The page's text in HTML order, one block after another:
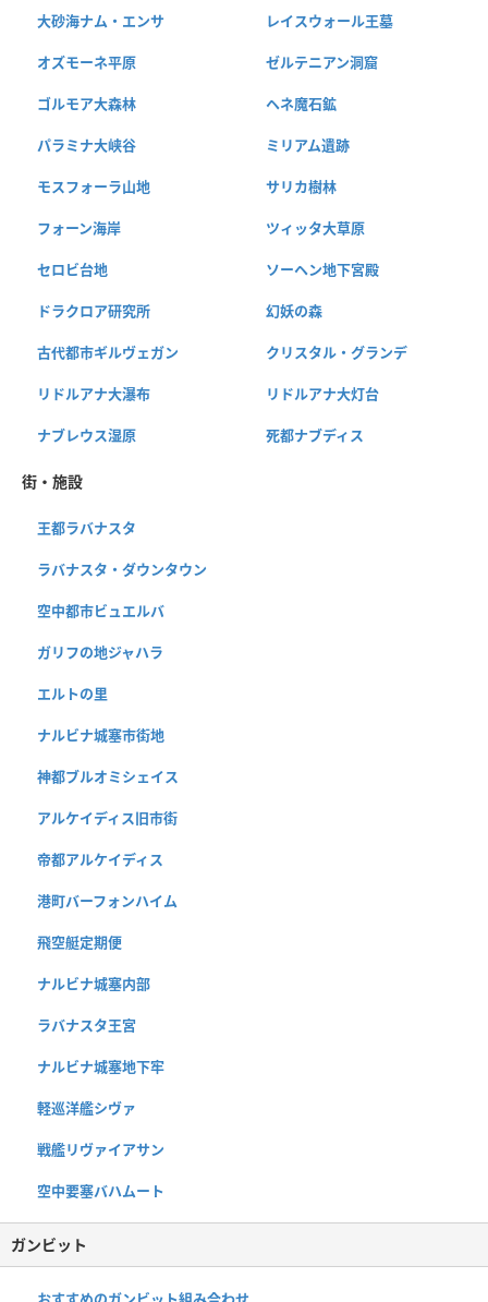
大砂海ナム・エンサ レイスウォール王墓
オズモーネ平原 ゼルテニアン洞窟
ゴルモア大森林 ヘネ魔石鉱
パラミナ大峡谷 ミリアム遺跡
モスフォーラ山地 サリカ樹林
フォーン海岸 ツィッタ大草原
セロビ台地 ソーヘン地下宮殿
ドラクロア研究所 幻妖の森
古代都市ギルヴェガン クリスタル・グランデ
リドルアナ大瀑布 リドルアナ大灯台
ナブレウス湿原 死都ナブディス
街・施設
王都ラバナスタ
ラバナスタ・ダウンタウン
空中都市ビュエルバ
ガリフの地ジャハラ
エルトの里
ナルビナ城塞市街地
神都ブルオミシェイス
アルケイディス旧市街
帝都アルケイディス
港町バーフォンハイム
飛空艇定期便
ナルビナ城塞内部
ラバナスタ王宮
ナルビナ城塞地下牢
軽巡洋艦シヴァ
戦艦リヴァイアサン
空中要塞バハムート
ガンビット